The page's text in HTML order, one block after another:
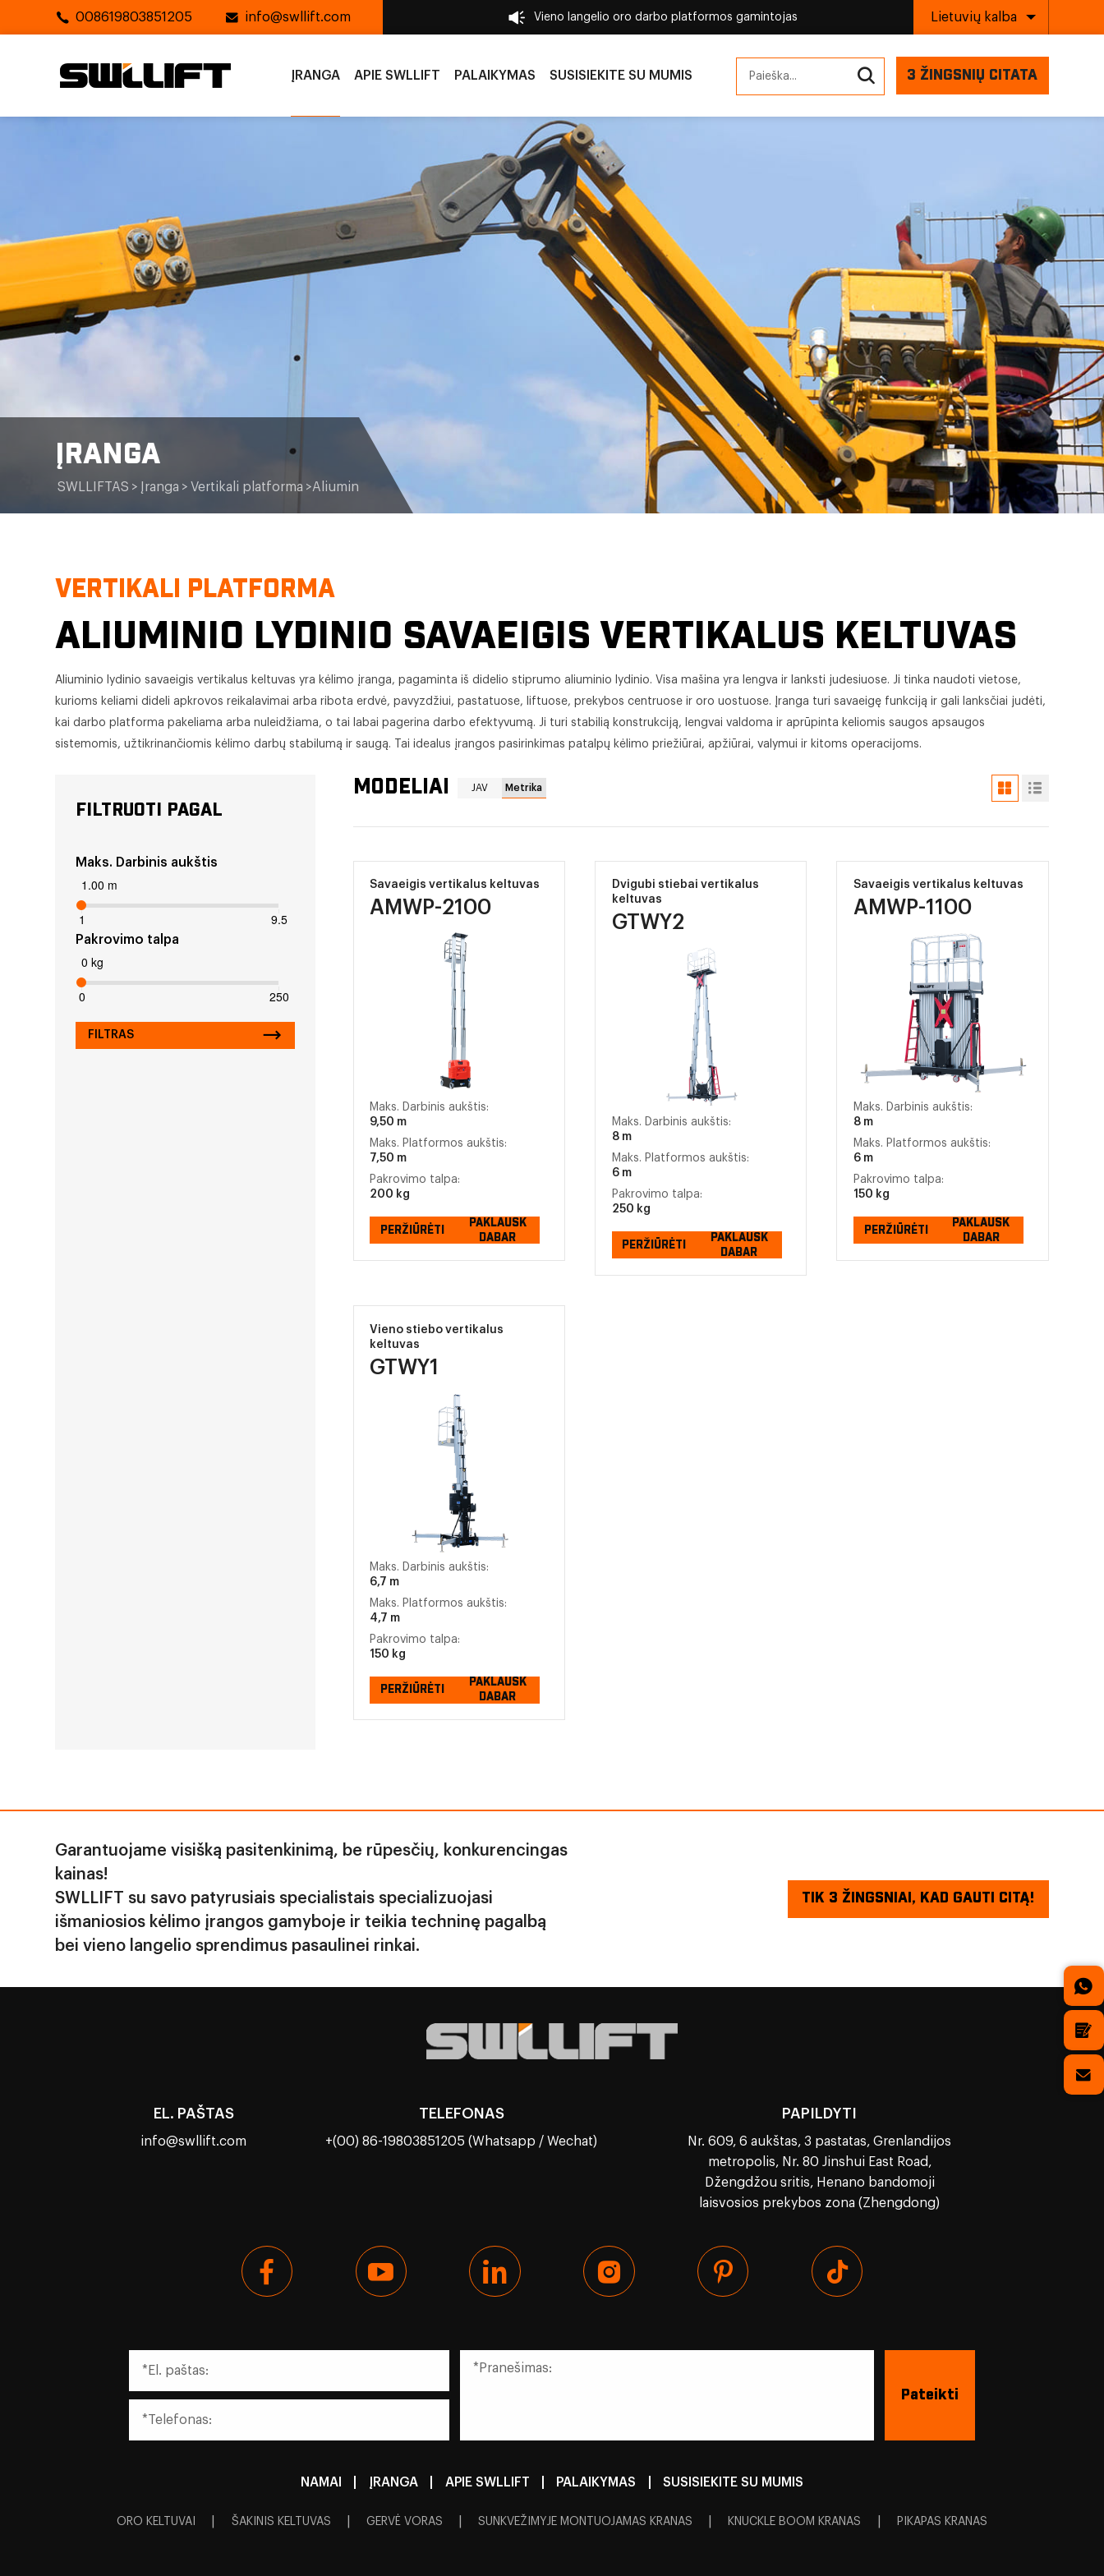
008619803851205 info@swllift.com Vieno langelio oro darbo platformos gamintojas Lietuvių kalba
ĮRANGA APIE SWLLIFT PALAIKYMAS SUSISIEKITE SU MUMIS 3 ŽINGSNIŲ CITATA
ĮRANGA
SWLLIFTAS > Įranga > Vertikali platforma >Aliuminio lydinio savaeigis vertikalus keltuvas
VERTIKALI PLATFORMA
ALIUMINIO LYDINIO SAVAEIGIS VERTIKALUS KELTUVAS
Aliuminio lydinio savaeigis vertikalus keltuvas yra kėlimo įranga, pagaminta iš didelio stiprumo aliuminio lydinio. Visa mašina yra lengva ir lanksti judesiuose. Ji tinka naudoti vietose,
kurioms keliami dideli apkrovos reikalavimai arba ribota erdvė, pavyzdžiui, pastatuose, liftuose, prekybos centruose ir oro uostuose. Įranga turi savaeigę funkciją ir gali lanksčiai judėti,
kai darbo platforma pakeliama arba nuleidžiama, o tai labai pagerina darbo efektyvumą. Ji turi stabilią konstrukciją, lengvai valdoma ir aprūpinta keliomis saugos apsaugos
sistemomis, užtikrinančiomis kėlimo darbų stabilumą ir saugą. Tai idealus įrangos pasirinkimas patalpų kėlimo priežiūrai, apžiūrai, valymui ir kitoms operacijoms.
FILTRUOTI PAGAL
Maks. Darbinis aukštis
1.00 m
1 9.5
Pakrovimo talpa
0 kg
0 250
FILTRAS
MODELIAI JAV Metrika
Savaeigis vertikalus keltuvas
AMWP-2100
Maks. Darbinis aukštis:
9,50 m
Maks. Platformos aukštis:
7,50 m
Pakrovimo talpa:
200 kg
PERŽIŪRĖTI
PAKLAUSK
DABAR
Dvigubi stiebai vertikalus
keltuvas
GTWY2
Maks. Darbinis aukštis:
8 m
Maks. Platformos aukštis:
6 m
Pakrovimo talpa:
250 kg
PERŽIŪRĖTI
PAKLAUSK
DABAR
Savaeigis vertikalus keltuvas
AMWP-1100
Maks. Darbinis aukštis:
8 m
Maks. Platformos aukštis:
6 m
Pakrovimo talpa:
150 kg
PERŽIŪRĖTI
PAKLAUSK
DABAR
Vieno stiebo vertikalus
keltuvas
GTWY1
Maks. Darbinis aukštis:
6,7 m
Maks. Platformos aukštis:
4,7 m
Pakrovimo talpa:
150 kg
PERŽIŪRĖTI
PAKLAUSK
DABAR
Garantuojame visišką pasitenkinimą, be rūpesčių, konkurencingas
kainas!
SWLLIFT su savo patyrusiais specialistais specializuojasi
išmaniosios kėlimo įrangos gamyboje ir teikia techninę pagalbą
bei vieno langelio sprendimus pasaulinei rinkai.
TIK 3 ŽINGSNIAI, KAD GAUTI CITĄ!
EL. PAŠTAS
info@swllift.com
TELEFONAS
+(00) 86-19803851205 (Whatsapp / Wechat)
PAPILDYTI
Nr. 609, 6 aukštas, 3 pastatas, Grenlandijos
metropolis, Nr. 80 Jinshui East Road,
Džengdžou sritis, Henano bandomoji
laisvosios prekybos zona (Zhengdong)
NAMAI ĮRANGA APIE SWLLIFT PALAIKYMAS SUSISIEKITE SU MUMIS
ORO KELTUVAI ŠAKINIS KELTUVAS GERVĖ VORAS SUNKVEŽIMYJE MONTUOJAMAS KRANAS KNUCKLE BOOM KRANAS PIKAPAS KRANAS